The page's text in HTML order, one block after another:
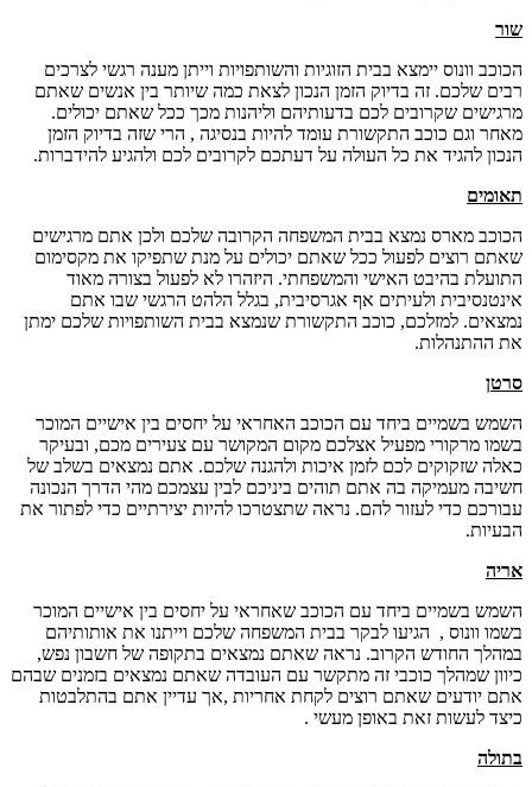
שור
הכוכב וונוס יימצא בבית הזוגיות והשותפויות וייתן מענה רגשי לצרכים
רבים שלכם. זה בדיוק הזמן הנכון לצאת כמה שיותר בין אנשים שאתם
מרגישים שקרובים לכם בדעותיהם וליהנות מכך ככל שאתם יכולים.
מאחר וגם כוכב התקשורת עומד להיות בנסיגה , הרי שזה בדיוק הזמן
הנכון להגיד את כל העולה על דעתכם לקרובים לכם ולהגיע להידברות.
תאומים
הכוכב מארס נמצא בבית המשפחה הקרובה שלכם ולכן אתם מרגישים
שאתם רוצים לפעול ככל שאתם יכולים על מנת שתפיקו את מקסימום
התועלת בהיבט האישי והמשפחתי. היזהרו לא לפעול בצורה מאוד
אינטנסיבית ולעיתים אף אגרסיבית, בגלל הלהט הרגשי שבו אתם
נמצאים. למזלכם, כוכב התקשורת שנמצא בבית השותפויות שלכם ימתן
את ההתנהלות.
סרטן
השמש בשמיים ביחד עם הכוכב האחראי על יחסים בין אישיים המוכר
בשמו מרקורי מפעיל אצלכם מקום המקושר עם צעירים מכם, ובעיקר
כאלה שזקוקים לכם לזמן איכות ולהגנה שלכם. אתם נמצאים בשלב של
חשיבה מעמיקה בה אתם תוהים ביניכם לבין עצמכם מהי הדרך הנכונה
עבורכם כדי לעזור להם. נראה שתצטרכו להיות יצירתיים כדי לפתור את
הבעיות.
אריה
השמש בשמיים ביחד עם הכוכב שאחראי על יחסים בין אישיים המוכר
בשמו וונוס , הגיעו לבקר בבית המשפחה שלכם וייתנו את אותותיהם
במהלך החודש הקרוב. נראה שאתם נמצאים בתקופה של חשבון נפש,
כיוון שמהלך כוכבי זה מתקשר עם העובדה שאתם נמצאים בזמנים שבהם
אתם יודעים שאתם רוצים לקחת אחריות ,אך עדיין אתם בהתלבטות
כיצד לעשות זאת באופן מעשי .
בתולה